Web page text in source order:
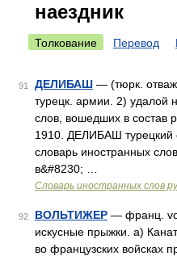
наездник
Толкование Перевод
91 ДЕЛИБАШ — (тюрк.
турецк. армии. 2) удалой
слов, вошедших в состав
1910. ДЕЛИБАШ турецкий
словарь иностранных
в&#8230; …
Словарь иностранных слов
92 ВОЛЬТИЖЕР — франц.
искусные прыжки. а)
во французских войсках